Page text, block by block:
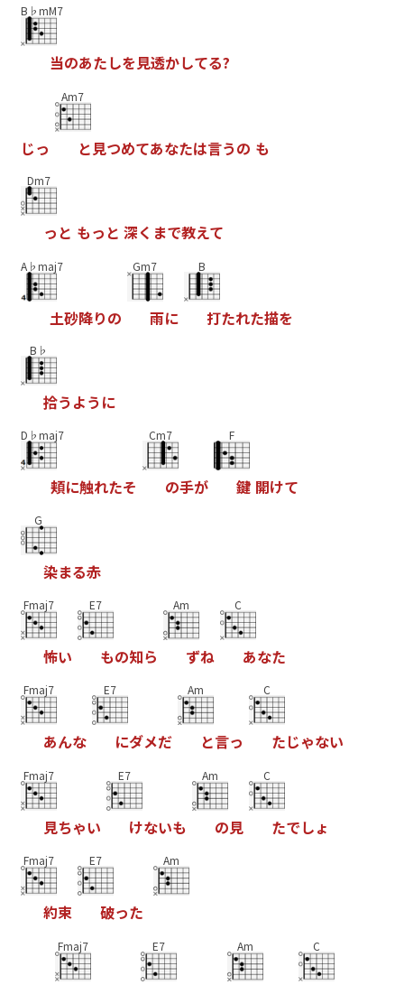
B♭mM7
当のあたしを見透かしてる?
じっ
Am7
と見つめてあなたは言うの も
Dm7
っ と もっ と 深く まで教えて
A♭maj7
土砂降りの
Gm7
雨に
B
打たれた描を
B♭
拾う よう に
D♭maj7
頬に触れたそ
Cm7
の手が
F
鍵 開けて
G
染まる赤
Fmaj7
怖い
E7
もの知ら
Am
ずね
C
あなた
Fmaj7
あんな
E7
にダメだ
Am
と言っ
C
たじゃない
Fmaj7
見ちゃい
E7
けないも
Am
の見
C
たでしょ
Fmaj7
約束
E7
破った
Am
Fmaj7 E7 Am C